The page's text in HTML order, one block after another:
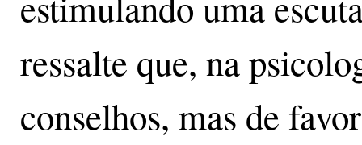
ressalte que, na
conselhos, mas de